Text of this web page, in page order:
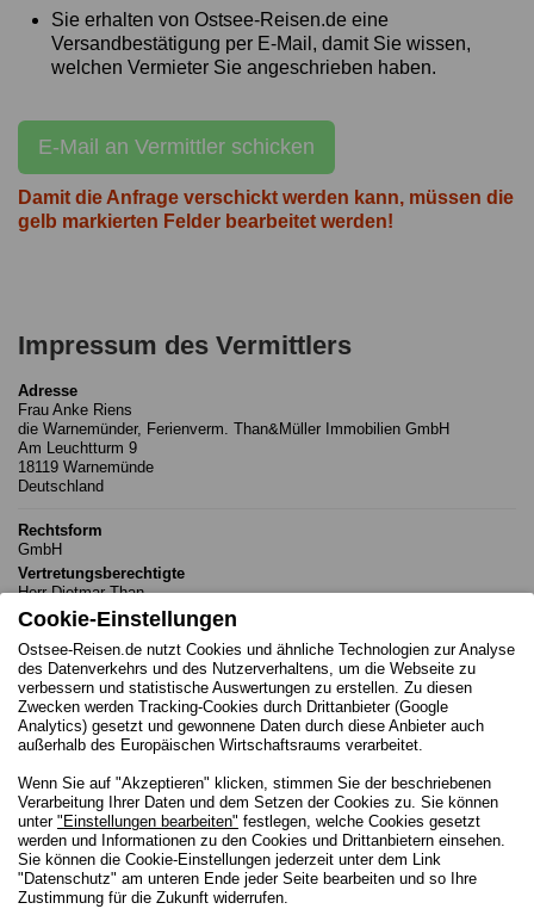
Sie erhalten von Ostsee-Reisen.de eine
Versandbestätigung per E-Mail, damit Sie wissen,
welchen Vermieter Sie angeschrieben haben.
E-Mail an Vermittler schicken
Damit die Anfrage verschickt werden kann, müssen die
gelb markierten Felder bearbeitet werden!
Impressum des Vermittlers
Adresse
Frau Anke Riens
die Warnemünder, Ferienverm. Than&Müller Immobilien GmbH
Am Leuchtturm 9
18119 Warnemünde
Deutschland
Rechtsform
GmbH
Vertretungsberechtigte
Herr Dietmar Than
0381.4925730
0381.76912687
Telefon
0381/4925730, 0381/76912687
E-Mail
Register
Handelsregister
die das Register führende Stelle
Amtsgericht Rostock
Registernummer
Cookie-Einstellungen
Ostsee-Reisen.de nutzt Cookies und ähnliche Technologien zur Analyse
des Datenverkehrs und des Nutzerverhaltens, um die Webseite zu
verbessern und statistische Auswertungen zu erstellen. Zu diesen
Zwecken werden Tracking-Cookies durch Drittanbieter (Google
Analytics) gesetzt und gewonnene Daten durch diese Anbieter auch
außerhalb des Europäischen Wirtschaftsraums verarbeitet.
Wenn Sie auf "Akzeptieren" klicken, stimmen Sie der beschriebenen
Verarbeitung Ihrer Daten und dem Setzen der Cookies zu. Sie können
unter "Einstellungen bearbeiten" festlegen, welche Cookies gesetzt
werden und Informationen zu den Cookies und Drittanbietern einsehen.
Sie können die Cookie-Einstellungen jederzeit unter dem Link
"Datenschutz" am unteren Ende jeder Seite bearbeiten und so Ihre
Zustimmung für die Zukunft widerrufen.